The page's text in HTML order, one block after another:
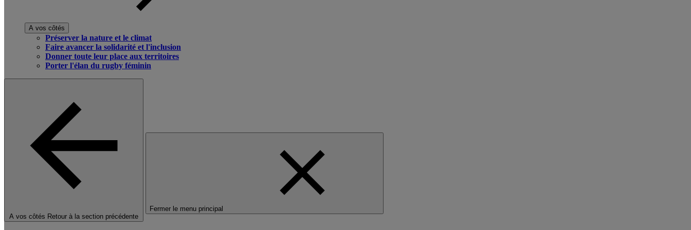
A vos côtés
Préserver la nature et le climat
Faire avancer la solidarité et l'inclusion
Donner toute leur place aux territoires
Porter l'élan du rugby féminin
A vos côtés Retour à la section précédente
Fermer le menu principal